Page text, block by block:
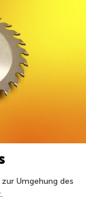
Umgehung des